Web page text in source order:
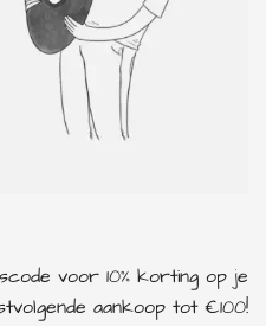
voor 10% korting op je
aankoop tot €100!